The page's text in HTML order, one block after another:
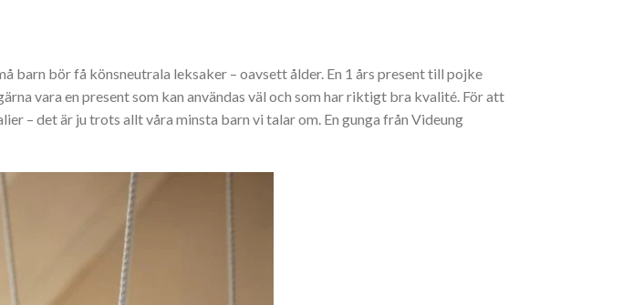
bör få könsneutrala leksaker – oavsett ålder. En 1 års present till pojke
vara en present som kan användas väl och som har riktigt bra kvalité. För att
– det är ju trots allt våra minsta barn vi talar om. En gunga från Videung